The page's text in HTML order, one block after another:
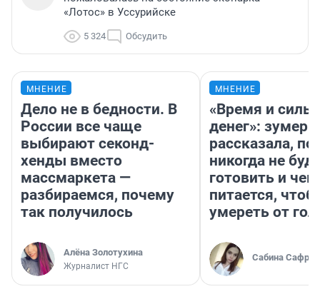
«Лотос» в Уссурийске
5 324 Обсудить
МНЕНИЕ
Дело не в бедности. В
России все чаще
выбирают секонд-
хенды вместо
массмаркета —
разбираемся, почему
так получилось
Алёна Золотухина
Журналист НГС
МНЕНИЕ
«Время и
денег»:
рассказала,
никогда не
готовить и чем
питается,
умереть от
Сабина